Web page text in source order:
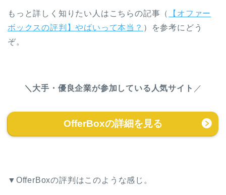
もっと詳しく知りたい人はこちらの記事（
【オファー
ボックスの評判】やばいって本当？ ）を参考にどう
ぞ。
＼大手・優良企業が参加している人気サイト ／
OfferBoxの詳細を見る
▼OfferBoxの評判はこのような感じ。